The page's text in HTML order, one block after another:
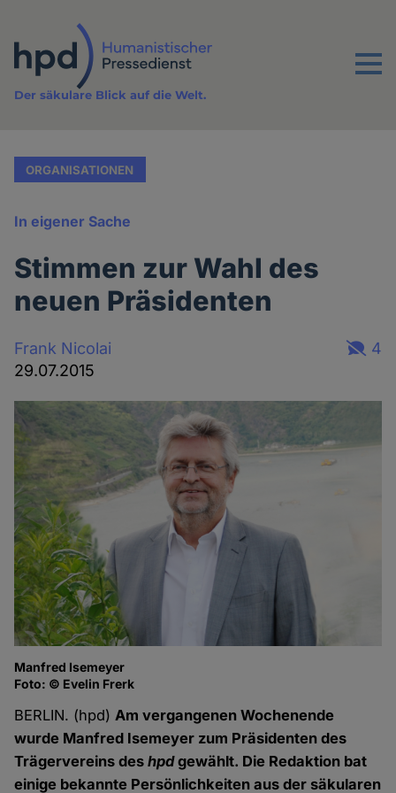
Inhalt
Menu
Der säkulare Blick auf die Welt.
ORGANISATIONEN
In eigener Sache
Stimmen zur Wahl des
neuen Präsidenten
Frank Nicolai
29.07.2015
4
Manfred Isemeyer
Foto: © Evelin Frerk
BERLIN. (hpd)Am vergangenen Wochenende
wurde Manfred Isemeyer zum Präsidenten des
Trägervereins deshpdgewählt. Die Redaktion bat
einige bekannte Persönlichkeiten aus der säkularen